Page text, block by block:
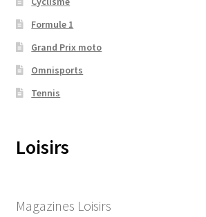
Formule 1
Grand Prix moto
Omnisports
Tennis
Loisirs
Magazines Loisirs